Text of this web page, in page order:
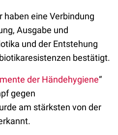
haben eine Verbindung
Ausgabe und
und der Entstehung
bestätigt.
der Händehygiene“
gegen
am stärksten von der